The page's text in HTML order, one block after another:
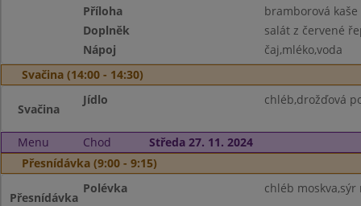
Příloha
bramborová kaše
Doplněk
salát z červené
Nápoj
čaj,mléko,voda
Svačina (14:00 - 14:30)
Svačina
Jídlo chléb,drožďová
Menu Chod
Středa 27. 11. 2024
Přesnídávka (9:00 - 9:15)
Přesnídávka
Polévka chléb